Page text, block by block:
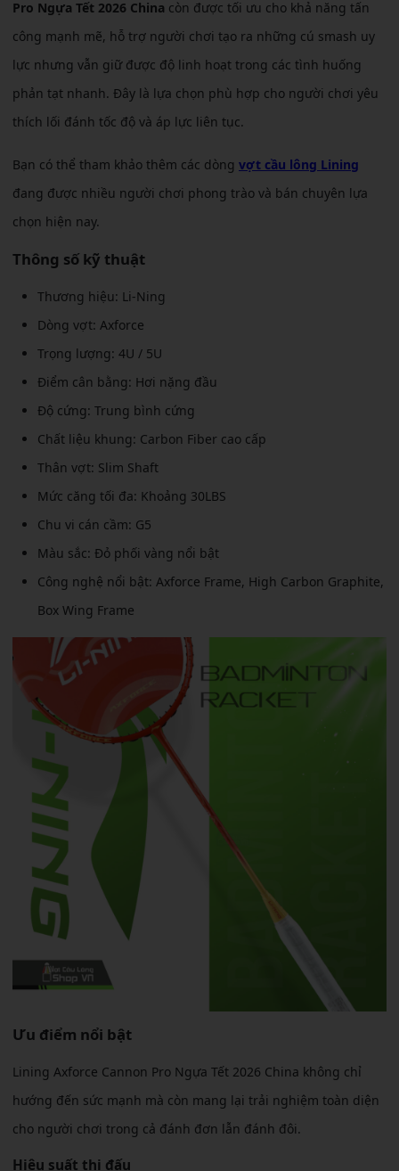
Pro Ngựa Tết 2026 China còn được tối ưu cho khả năng tấn
công mạnh mẽ, hỗ trợ người chơi tạo ra những cú smash uy
lực nhưng vẫn giữ được độ linh hoạt trong các tình huống
phản tạt nhanh. Đây là lựa chọn phù hợp cho người chơi yêu
thích lối đánh tốc độ và áp lực liên tục.
Bạn có thể tham khảo thêm các dòng vợt cầu lông Lining
đang được nhiều người chơi phong trào và bán chuyên lựa
chọn hiện nay.
Thông số kỹ thuật
Thương hiệu: Li-Ning
Dòng vợt: Axforce
Trọng lượng: 4U / 5U
Điểm cân bằng: Hơi nặng đầu
Độ cứng: Trung bình cứng
Chất liệu khung: Carbon Fiber cao cấp
Thân vợt: Slim Shaft
Mức căng tối đa: Khoảng 30LBS
Chu vi cán cầm: G5
Màu sắc: Đỏ phối vàng nổi bật
Công nghệ nổi bật: Axforce Frame, High Carbon Graphite,
Box Wing Frame
Ưu điểm nổi bật
Lining Axforce Cannon Pro Ngựa Tết 2026 China không chỉ
hướng đến sức mạnh mà còn mang lại trải nghiệm toàn diện
cho người chơi trong cả đánh đơn lẫn đánh đôi.
Hiệu suất thi đấu